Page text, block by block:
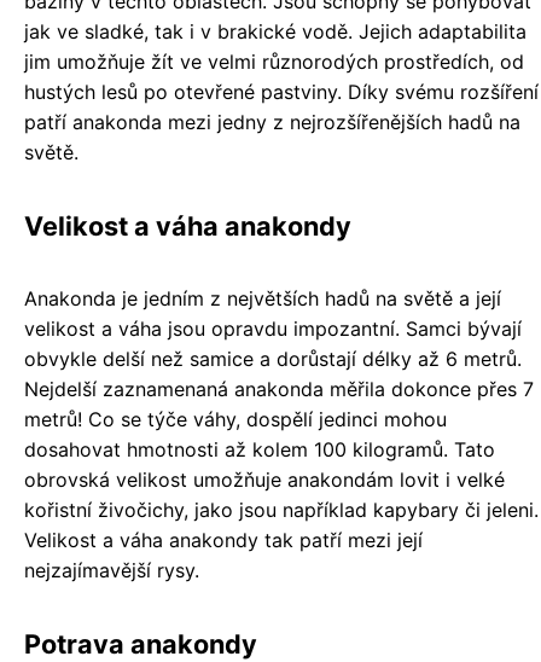
jak ve sladké, tak i v brakické vodě. Jejich adaptabilita
jim umožňuje žít ve velmi různorodých prostředích, od
hustých lesů po otevřené pastviny. Díky svému rozšíření
patří anakonda mezi jedny z nejrozšířenějších hadů na
světě.
Velikost a váha anakondy
Anakonda je jedním z největších hadů na světě a její
velikost a váha jsou opravdu impozantní. Samci bývají
obvykle delší než samice a dorůstají délky až 6 metrů.
Nejdelší zaznamenaná anakonda měřila dokonce přes 7
metrů! Co se týče váhy, dospělí jedinci mohou
dosahovat hmotnosti až kolem 100 kilogramů. Tato
obrovská velikost umožňuje anakondám lovit i velké
kořistní živočichy, jako jsou například kapybary či jeleni.
Velikost a váha anakondy tak patří mezi její
nejzajímavější rysy.
Potrava anakondy